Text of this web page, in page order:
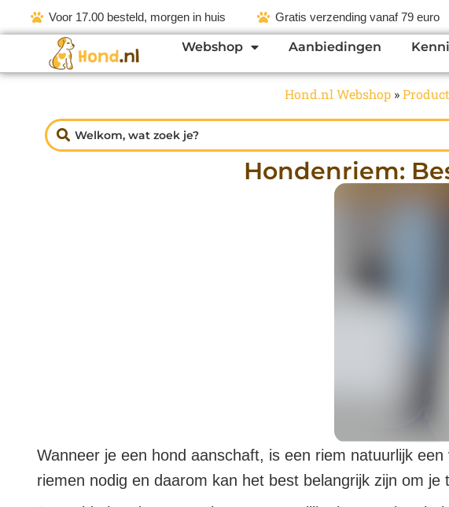
Voor 17.00 besteld, morgen in huis Gratis verzending vanaf 79 euro
Webshop Aanbiedingen
Hond.nl Webshop »
Hondenriem:
Wanneer je een hond aanschaft, is een riem natuurlijk
riemen nodig en daarom kan het best belangrijk zijn om je